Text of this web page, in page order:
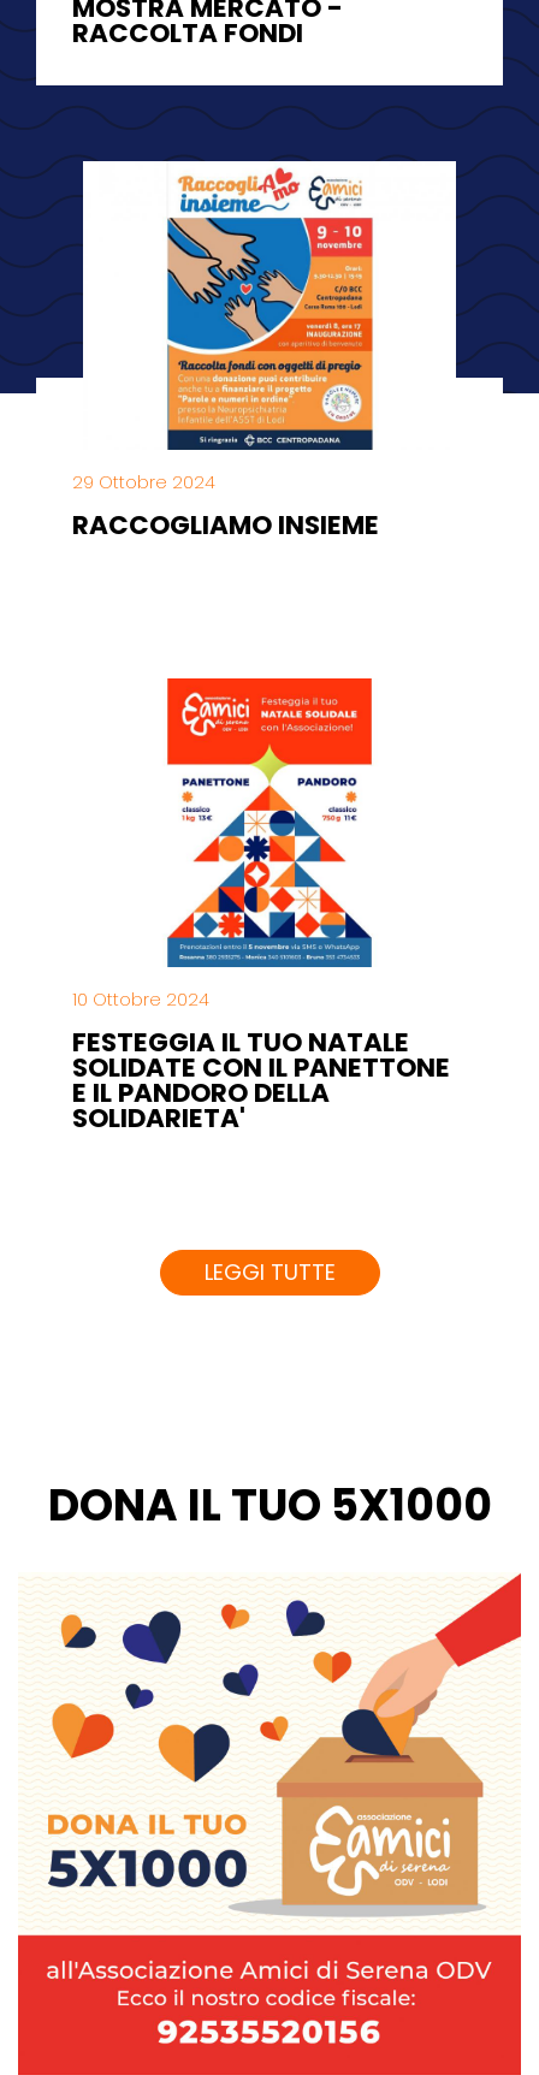
MOSTRA MERCATO -
RACCOLTA FONDI
29 Ottobre 2024
RACCOGLIAMO INSIEME
10 Ottobre 2024
FESTEGGIA IL TUO NATALE
SOLIDATE CON IL PANETTONE
E IL PANDORO DELLA
SOLIDARIETA'
LEGGI TUTTE
DONA IL TUO 5X1000